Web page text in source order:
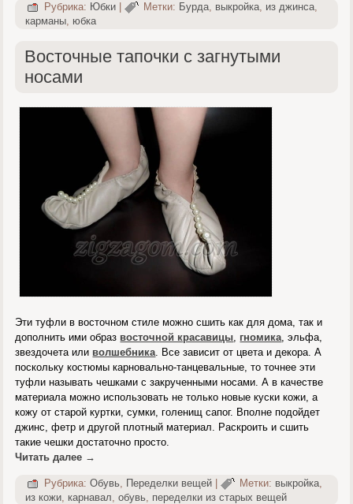
Рубрика: Юбки | Метки: Бурда, выкройка, из джинса,
карманы юбка
Восточные тапочки с загнутыми
носами
Эти туфли в восточном стиле можно сшить как для дома, так и
дополнить ими образ восточной красавицы гномика , эльфа,
звездочета или волшебника . Все зависит от цвета и декора. А
поскольку костюмы карновально-танцевальные, то точнее эти
туфли называть чешками с закрученными носами. А в качестве
материала можно использовать не только новые куски кожи, а
кожу от старой куртки, сумки, голенищ сапог. Вполне подойдет
джинс, фетр и другой плотный материал. Раскроить и сшить
такие чешки достаточно просто.
Читать далее →
Рубрика: Обувь, Переделки вещей | Метки: выкройка,
из кожи карнавал ,обувь переделки из старых вещей